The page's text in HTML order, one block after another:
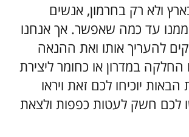
ולא רק בחרמון, אנשים
ממנו עד כמה שאפשר. אך אנחנו
להעריך אותו ואת ההנאה
במדרון או כחומר ליצירת
לעיניים, ו-20 התמונות הבאות יוכיחו לכם זאת ויראו
לכם חשק לעטות כפפות ולצאת